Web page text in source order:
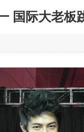
国际大老板